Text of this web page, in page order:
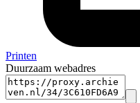
Printen
Duurzaam webadres